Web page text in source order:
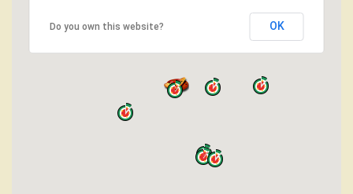
Do you own this website? OK